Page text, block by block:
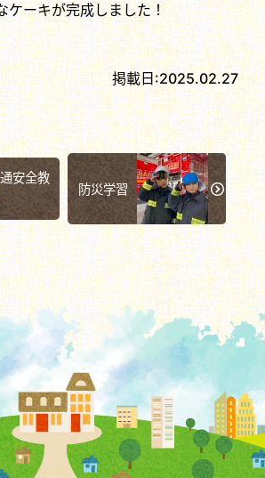
ケーキが完成しました！
掲載日:2025.02.27
安全教
防災学習